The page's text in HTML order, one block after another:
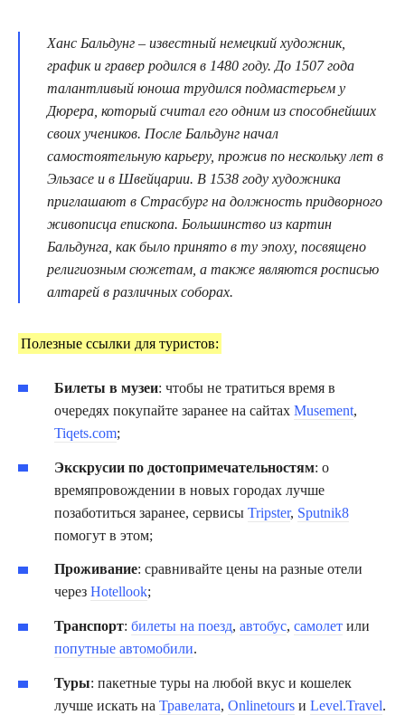
Ханс Бальдунг – известный немецкий художник,
график и гравер родился в 1480 году. До 1507 года
талантливый юноша трудился подмастерьем у
Дюрера, который считал его одним из способнейших
своих учеников. После Бальдунг начал
самостоятельную карьеру, прожив по нескольку лет в
Эльзасе и в Швейцарии. В 1538 году художника
приглашают в Страсбург на должность придворного
живописца епископа. Большинство из картин
Бальдунга, как было принято в ту эпоху, посвящено
религиозным сюжетам, а также являются росписью
алтарей в различных соборах.
Полезные ссылки для туристов:
Билеты в музеи: чтобы не тратиться время в
очередях покупайте заранее на сайтах Musement,
Tiqets.com;
Экскрусии по достопримечательностям: о
времяпровождении в новых городах лучше
позаботиться заранее, сервисы Tripster, Sputnik8
помогут в этом;
Проживание: сравнивайте цены на разные отели
через Hotellook;
Транспорт: билеты на поезд, автобус, самолет или
попутные автомобили.
Туры: пакетные туры на любой вкус и кошелек
лучше искать на Травелата, Onlinetours и Level.Travel.